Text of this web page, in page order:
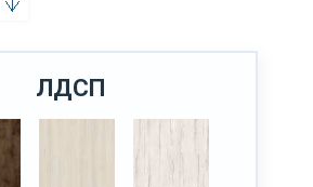
ЛДСП